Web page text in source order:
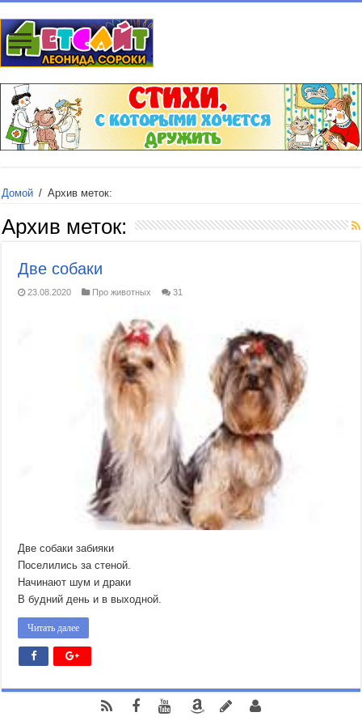
Домой / Архив меток:
Архив меток:
Две собаки
23.08.2020 Про животных 31
Две собаки забияки
Поселились за стеной.
Начинают шум и драки
В будний день и в выходной.
Читать далее